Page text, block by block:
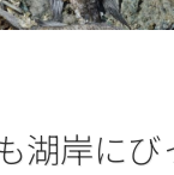
湖岸に